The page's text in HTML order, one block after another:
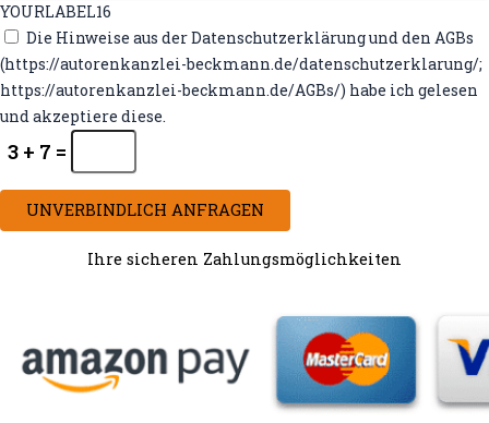
YOURLABEL16
Die Hinweise aus der Datenschutzerklärung und den AGBs
(https://autorenkanzlei-beckmann.de/datenschutzerklarung/;
https://autorenkanzlei-beckmann.de/AGBs/) habe ich gelesen
und akzeptiere diese.
3 + 7 =
UNVERBINDLICH ANFRAGEN
Ihre sicheren Zahlungsmöglichkeiten